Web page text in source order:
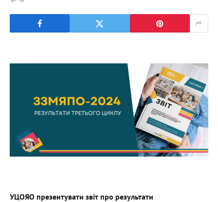
УЦОЯО презентувати звіт про результати